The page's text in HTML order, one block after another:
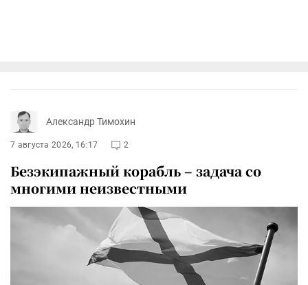
Александр Тимохин
7 августа 2026, 16:17 2
Безэкипажный корабль – задача со
многими неизвестными